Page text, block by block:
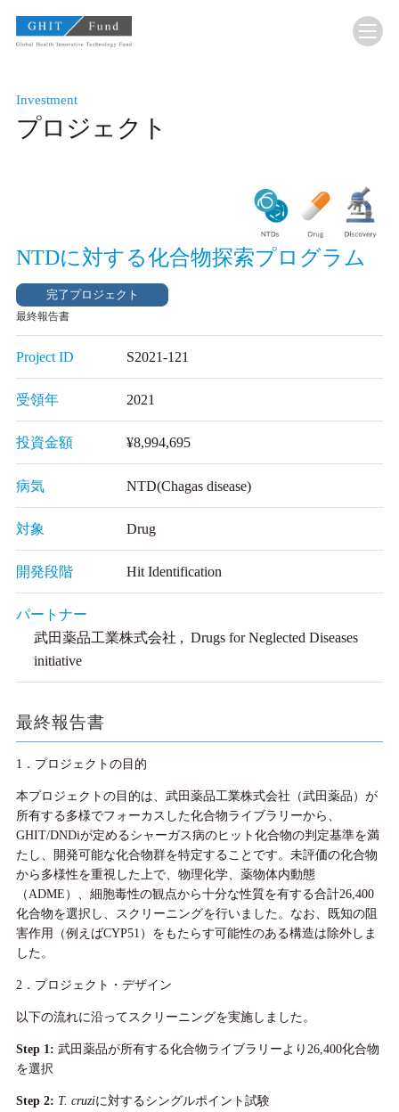
GHIT Fund Global Health Innovative Technology
Investment
プロジェクト
NTDに対する化合物探索プログラム
完了プロジェクト
最終報告書
Project ID S2021-121
受領年 2021
投資金額 ¥8,994,695
病気 NTD(Chagas disease)
対象 Drug
開発段階 Hit Identification
パートナー
武田薬品工業株式会社 , Drugs for Neglected Diseases
initiative
最終報告書
1．プロジェクトの目的
本プロジェクトの目的は、武田薬品工業株式会社（武田薬品）が
所有する多様でフォーカスした化合物ライブラリーから、
GHIT/DNDiが定めるシャーガス病のヒット化合物の判定基準を満
たし、開発可能な化合物群を特定することです。未評価の化合物
から多様性を重視した上で、物理化学、薬物体内動態
（ADME）、細胞毒性の観点から十分な性質を有する合計26,400
化合物を選択し、スクリーニングを行いました。なお、既知の阻
害作用（例えばCYP51）をもたらす可能性のある構造は除外しま
した。
2．プロジェクト・デザイン
以下の流れに沿ってスクリーニングを実施しました。
Step 1: 武田薬品が所有する化合物ライブラリーより26,400化合物
を選択
Step 2: T. cruziに対するシングルポイント試験